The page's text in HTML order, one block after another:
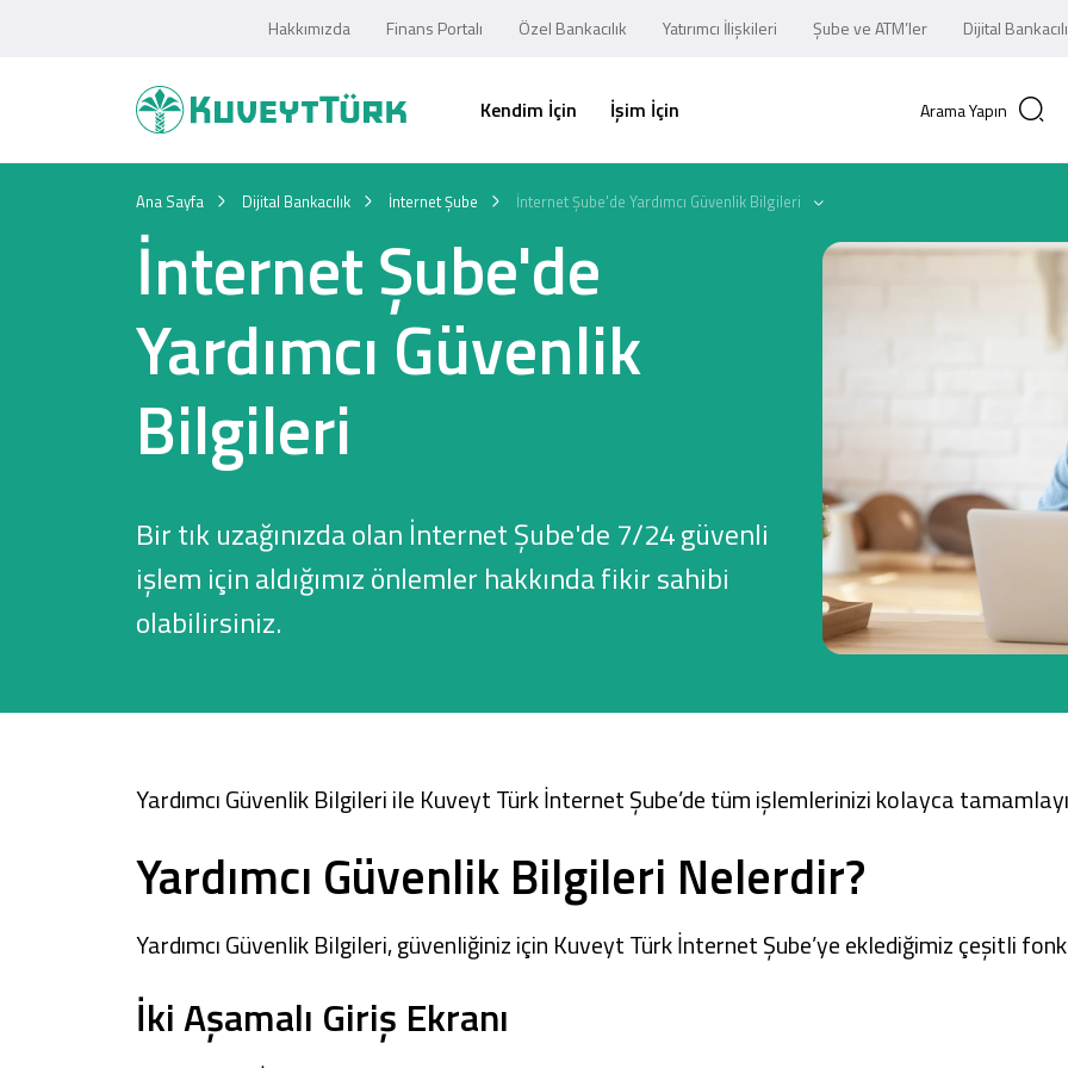
Hakkımızda Finans Portalı Özel Bankacılık Yatırımcı İlişkileri Şube ve ATM’ler Dijital
Kendim İçin İşim İçin Arama Yapın
Araç Finansmanı Tarım Finansmanı
Yatırım
Ana Sayfa Dijital Bankacılık İnternet Şube İnternet Şube'de Yardımcı Güvenlik Bilgileri
İnternet Şube'de
Yardımcı Güvenlik
Bilgileri
Bir tık uzağınızda olan İnternet Şube'de 7/24 güvenli
işlem için aldığımız önlemler hakkında fikir sahibi
olabilirsiniz.
Yardımcı Güvenlik Bilgileri ile Kuveyt Türk İnternet Şube’de tüm işlemlerinizi kolayca
Yardımcı Güvenlik Bilgileri Nelerdir?
Yardımcı Güvenlik Bilgileri, güvenliğiniz için Kuveyt Türkİnternet Şube’ye eklediğimiz çeşitli
İki Aşamalı Giriş Ekranı